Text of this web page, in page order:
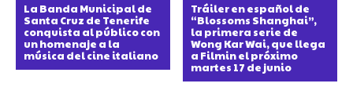
La Banda Municipal de
Santa Cruz de Tenerife
conquista al público con
un homenaje a la
música del cine italiano
Tráiler en español de
“Blossoms Shanghai”,
la primera serie de
Wong Kar Wai, que llega
a Filmin el próximo
martes 17 de junio